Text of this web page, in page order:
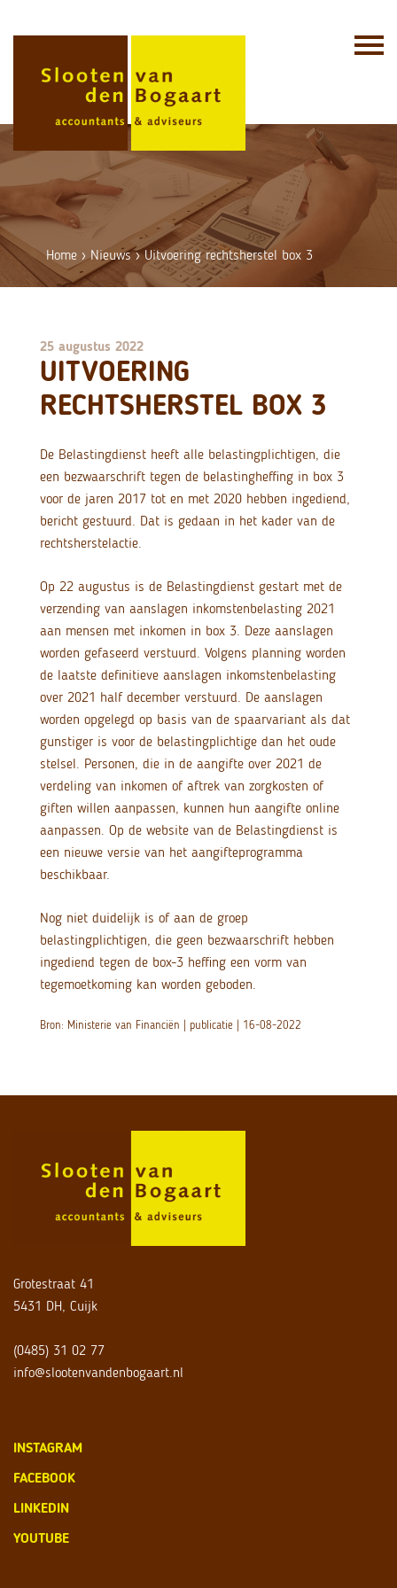
Home ›Nieuws›Uitvoering rechtsherstel box 3
25 augustus 2022
UITVOERING
RECHTSHERSTEL BOX 3
De Belastingdienst heeft alle belastingplichtigen, die
een bezwaarschrift tegen de belastingheffing in box 3
voor de jaren 2017 tot en met 2020 hebben ingediend,
bericht gestuurd. Dat is gedaan in het kader van de
rechtsherstelactie.
Op 22 augustus is de Belastingdienst gestart met de
verzending van aanslagen inkomstenbelasting 2021
aan mensen met inkomen in box 3. Deze aanslagen
worden gefaseerd verstuurd. Volgens planning worden
de laatste definitieve aanslagen inkomstenbelasting
over 2021 half december verstuurd. De aanslagen
worden opgelegd op basis van de spaarvariant als dat
gunstiger is voor de belastingplichtige dan het oude
stelsel. Personen, die in de aangifte over 2021 de
verdeling van inkomen of aftrek van zorgkosten of
giften willen aanpassen, kunnen hun aangifte online
aanpassen. Op de website van de Belastingdienst is
een nieuwe versie van het aangifteprogramma
beschikbaar.
Nog niet duidelijk is of aan de groep
belastingplichtigen, die geen bezwaarschrift hebben
ingediend tegen de box-3 heffing een vorm van
tegemoetkoming kan worden geboden.
Bron: Ministerie van Financiën | publicatie | 16-08-2022
Grotestraat 41
5431 DH, Cuijk
(0485) 31 02 77
info@slootenvandenbogaart.nl
INSTAGRAM
FACEBOOK
LINKEDIN
YOUTUBE